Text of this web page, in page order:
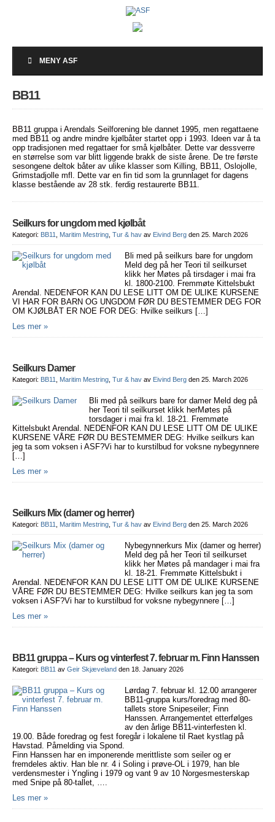
MENY ASF
BB11
BB11 gruppa i Arendals Seilforening ble dannet 1995, men regattaene
med BB11 og andre mindre kjølbåter startet opp i 1993. Ideen var å ta
opp tradisjonen med regattaer for små kjølbåter. Dette var dessverre
en størrelse som var blitt liggende brakk de siste årene. De tre første
sesongene deltok båter av ulike klasser som Killing, BB11, Oslojolle,
Grimstadjolle mfl. Dette var en fin tid som la grunnlaget for dagens
klasse bestående av 28 stk. ferdig restaurerte BB11.
Seilkurs for ungdom med kjølbåt
Kategori: BB11 Maritim Mestring Tur & hav av Eivind Berg den 25. March 2026
Bli med på seilkurs bare for ungdom
Meld deg på her Teori til seilkurset
klikk her Møtes på tirsdager i mai fra
kl. 1800-2100. Fremmøte Kittelsbukt
Arendal. NEDENFOR KAN DU LESE LITT OM DE ULIKE KURSENE
VI HAR FOR BARN OG UNGDOM FØR DU BESTEMMER DEG FOR
OM KJØLBÅT ER NOE FOR DEG: Hvilke seilkurs […]
Les mer »
Seilkurs Damer
Kategori: BB11 Maritim Mestring Tur & hav av Eivind Berg den 25. March 2026
Bli med på seilkurs bare for damer Meld deg på
her Teori til seilkurset klikk herMøtes på
torsdager i mai fra kl. 18-21. Fremmøte
Kittelsbukt Arendal. NEDENFOR KAN DU LESE LITT OM DE ULIKE
KURSENE VÅRE FØR DU BESTEMMER DEG: Hvilke seilkurs kan
jeg ta som voksen i ASF?Vi har to kurstilbud for voksne nybegynnere
[…]
Les mer »
Seilkurs Mix (damer og herrer)
Kategori: BB11 Maritim Mestring Tur & hav av Eivind Berg den 25. March 2026
Nybegynnerkurs Mix (damer og herrer)
Meld deg på her Teori til seilkurset
klikk her Møtes på mandager i mai fra
kl. 18-21. Fremmøte Kittelsbukt i
Arendal. NEDENFOR KAN DU LESE LITT OM DE ULIKE KURSENE
VÅRE FØR DU BESTEMMER DEG: Hvilke seilkurs kan jeg ta som
voksen i ASF?Vi har to kurstilbud for voksne nybegynnere […]
Les mer »
BB11 gruppa – Kurs og vinterfest 7. februar m. Finn Hanssen
Kategori: BB11 av Geir Skjæveland den 18. January 2026
Lørdag 7. februar kl. 12.00 arrangerer
BB11-gruppa kurs/foredrag med 80-
tallets store Snipeseiler; Finn
Hanssen. Arrangementet etterfølges
av den årlige BB11-vinterfesten kl.
19.00. Både foredrag og fest foregår i lokalene til Raet kystlag på
Havstad. Påmelding via Spond.
Finn Hanssen har en imponerende merittliste som seiler og er
fremdeles aktiv. Han ble nr. 4 i Soling i prøve-OL i 1979, han ble
verdensmester i Yngling i 1979 og vant 9 av 10 Norgesmesterskap
med Snipe på 80-tallet, ….
Les mer »